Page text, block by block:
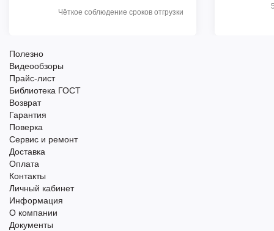
Чёткое соблюдение сроков отгрузки
Полезно
Видеообзоры
Прайс-лист
Библиотека ГОСТ
Возврат
Гарантия
Поверка
Сервис и ремонт
Доставка
Оплата
Контакты
Личный кабинет
Информация
О компании
Документы